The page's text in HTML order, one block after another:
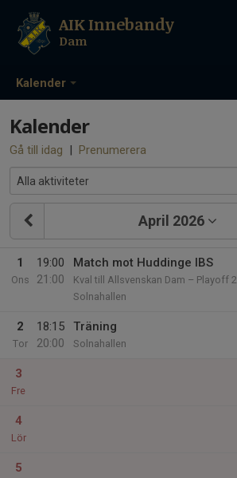
Kalender
AIK Innebandy
Dam
Kalender
Gå till idag | Prenumerera
April 2026
1
Ons
19:00
21:00
Match mot Huddinge IBS
Kval till Allsvenskan Dam – Playoff 2
Solnahallen
2
Tor
18:15
20:00
Träning
Solnahallen
3
Fre
4
Lör
5